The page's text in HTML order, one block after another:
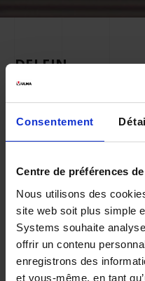
Consentement
Centre de préférences
Nous utilisons des
site web soit plus simple
Systems souhaite
offrir un contenu
enregistrons des
et vous-même, en tant
DELFIN
La compagnie
cuisson et ultra-
mer, a confié à
la conception du
de commandes
d’entreposage
température